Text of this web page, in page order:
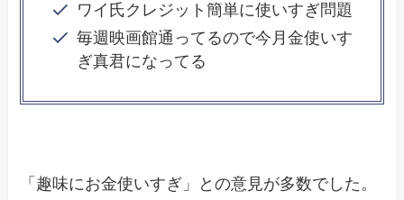
ワイ氏クレジット簡単に使いすぎ問題
毎週映画館通ってるので今月金使いす
ぎ真君になってる
「趣味にお金使いすぎ」との意見が多数でした。